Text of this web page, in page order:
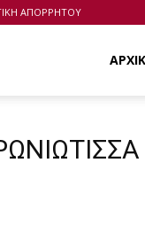
ΑΠΟΡΡΗΤΟΥ